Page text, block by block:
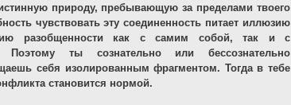
природу, пребывающую за пределами твоего
чувствовать эту соединенность питает иллюзию
разобщенности как с самим собой, так и с
ты сознательно или бессознательно
себя изолированным фрагментом. Тогда в тебе
становится нормой.